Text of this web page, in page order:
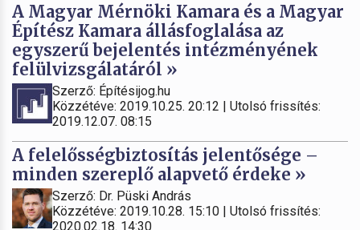
A Magyar Mérnöki Kamara és a Magyar
Építész Kamara állásfoglalása az
egyszerű bejelentés intézményének
felülvizsgálatáról »
Szerző: Építésijog.hu
Közzétéve: 2019.10.25. 20:12 | Utolsó frissítés:
2019.12.07. 08:15
A felelősségbiztosítás jelentősége –
minden szereplő alapvető érdeke »
Szerző: Dr. Püski András
Közzétéve: 2019.10.28. 15:10 | Utolsó frissítés:
2020.02.18. 14:30